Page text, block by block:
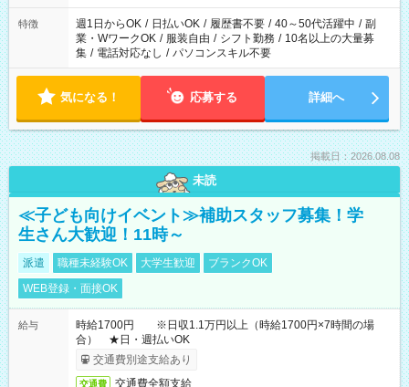
特徴 週1日からOK / 日払いOK / 履歴書不要 / 40～50代活躍中 / 副
業・WワークOK / 服装自由 / シフト勤務 / 10名以上の大量募
集 / 電話対応なし / パソコンスキル不要
気になる！ 応募する 詳細へ
掲載日：2026.08.08
未読
≪子ども向けイベント≫補助スタッフ募集！学
生さん大歓迎！11時～
派遣 職種未経験OK 大学生歓迎
ブランクOK
WEB登録・面接OK
給与
時給1700円 ※日収1.1万円以上（時給1700円×7時間の場
合） ★日・週払いOK
交通費別途支給あり
交通費 交通費全額支給